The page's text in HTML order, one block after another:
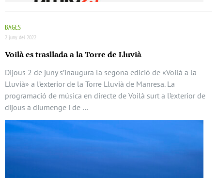
BAGES
2 juny del 2022
Voilà es trasllada a la Torre de Lluvià
Dijous 2 de juny s’inaugura la segona edició de «Voilà a la
Lluvià» a l’exterior de la Torre Lluvià de Manresa. La
programació de música en directe de Voilà surt a l’exterior de
dijous a diumenge i de …